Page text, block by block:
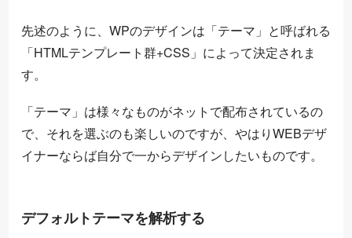
先述のように、WPのデザインは「テーマ」と呼ばれる
「HTMLテンプレート群+CSS」によって決定されま
す。
「テーマ」は様々なものがネットで配布されているの
で、それを選ぶのも楽しいのですが、やはりWEBデザ
イナーならば自分で一からデザインしたいものです。
デフォルトテーマを解析する